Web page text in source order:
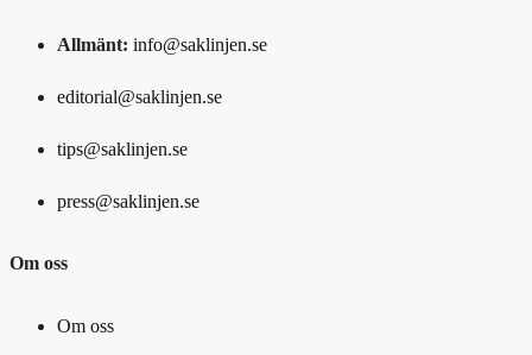
Allmänt: info@saklinjen.se
editorial@saklinjen.se
tips@saklinjen.se
press@saklinjen.se
Om oss
Om oss